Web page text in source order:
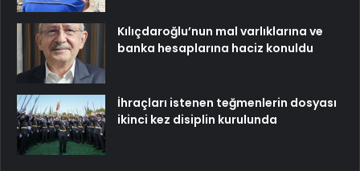
Kılıçdaroğlu’nun mal varlıklarına ve
banka hesaplarına haciz konuldu
İhraçları istenen teğmenlerin dosyası
ikinci kez disiplin kurulunda